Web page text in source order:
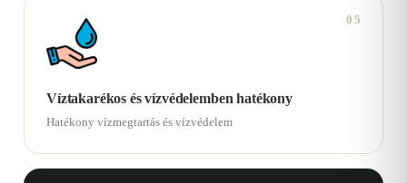
05
Víztakarékos és vízvédelemben hatékony
Hatékony vízmegtartás és vízvédelem